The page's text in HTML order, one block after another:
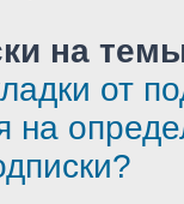
на
от
на